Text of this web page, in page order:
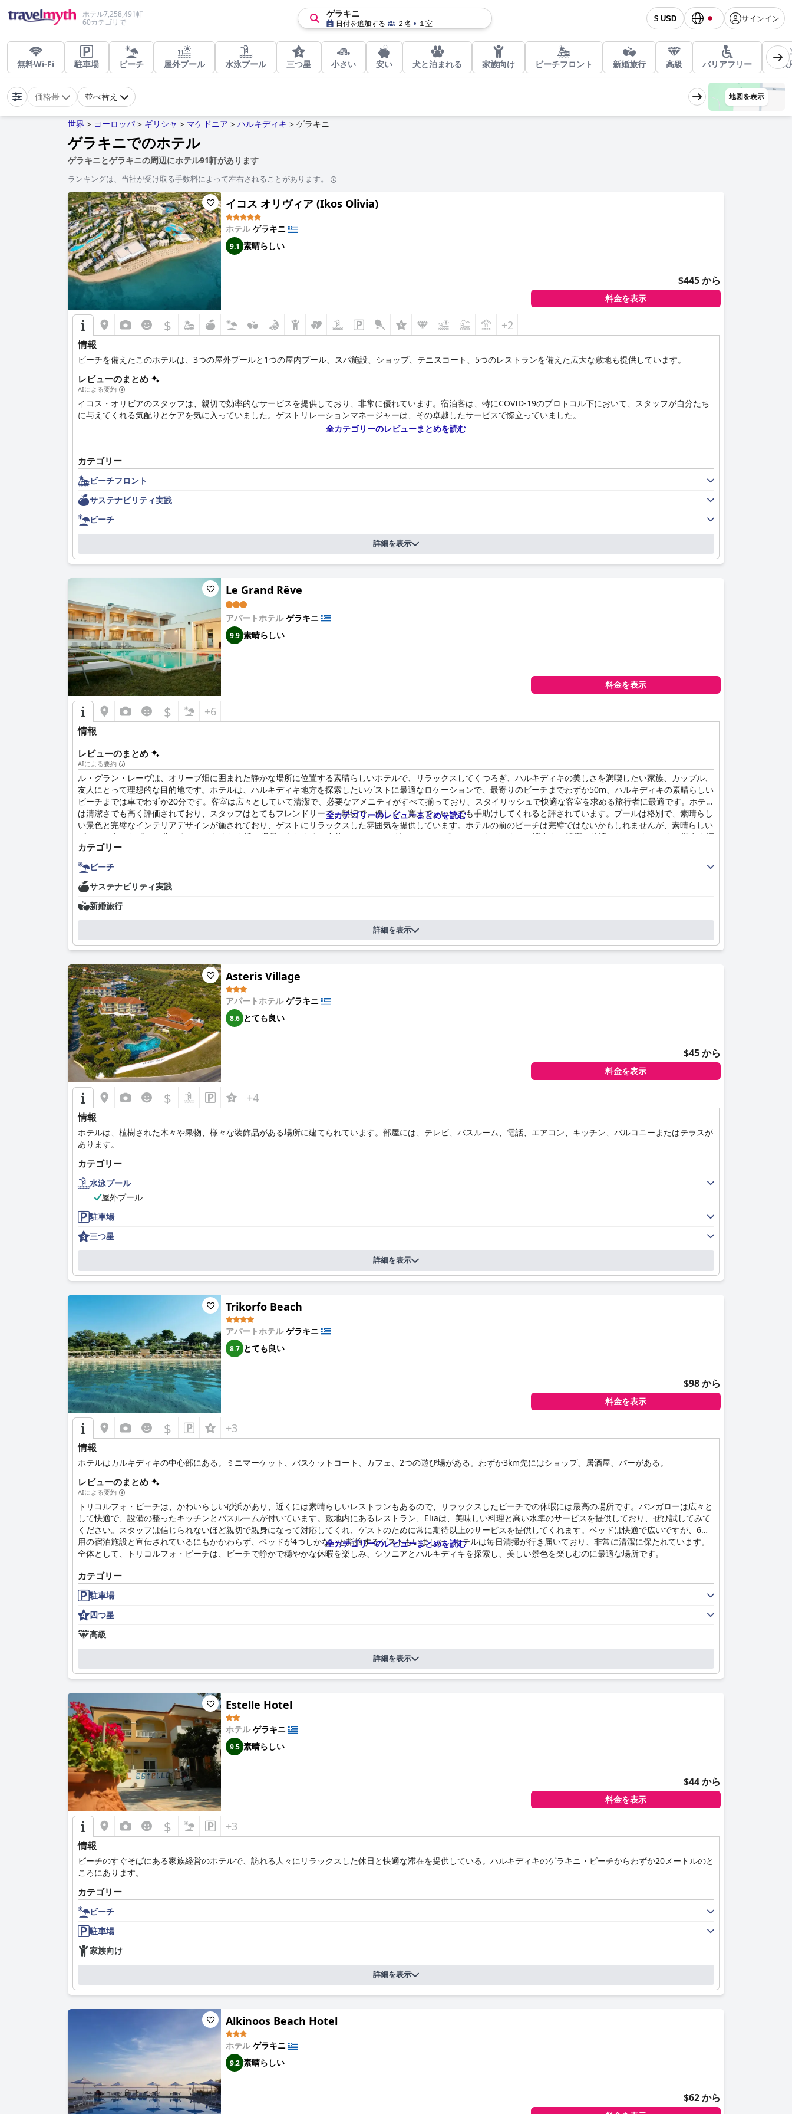
ホテル7,258,491軒
60カテゴリで
$ USD サインイン
ゲラキニ
日付を追加する ２名 １室
無料Wi-Fi 駐車場 ビーチ 屋外プール 水泳プール 三つ星 小さい 安い 犬と泊まれる 家族向け ビーチフロント 新婚旅行 高級 バリアフリー 子供
価格帯 並べ替え 地図を表示
世界 > ヨーロッパ > ギリシャ > マケドニア > ハルキディキ > ゲラキニ
ゲラキニでのホテル
ゲラキニとゲラキニの周辺にホテル91軒があります
ランキングは、当社が受け取る手数料によって左右されることがあります。
イコス オリヴィア (Ikos Olivia)
ホテルゲラキニ
9.1 素晴らしい
$445 から
料金を表示
$ +2
情報
ビーチを備えたこのホテルは、3つの屋外プールと1つの屋内プール、スパ施設、ショップ、テニスコート、5つのレストランを備えた広大な敷地も提供しています。
レビューのまとめ
AIによる要約
イコス・オリビアのスタッフは、親切で効率的なサービスを提供しており、非常に優れています。宿泊客は、特にCOVID-19のプロトコル下において、スタッフが自分たち
に与えてくれる気配りとケアを気に入っていました。ゲストリレーションマネージャーは、その卓越したサービスで際立っていました。
全カテゴリーのレビューまとめを読む
カテゴリー
ビーチフロント
サステナビリティ実践
ビーチ
詳細を表示
Le Grand Rêve
アパートホテルゲラキニ
9.9 素晴らしい
料金を表示
$ +6
情報
レビューのまとめ
AIによる要約
ル・グラン・レーヴは、オリーブ畑に囲まれた静かな場所に位置する素晴らしいホテルで、リラックスしてくつろぎ、ハルキディキの美しさを満喫したい家族、カップル、
友人にとって理想的な目的地です。ホテルは、ハルキディキ地方を探索したいゲストに最適なロケーションで、最寄りのビーチまでわずか50m、ハルキディキの素晴らしい
ビーチまでは車でわずか20分です。客室は広々としていて清潔で、必要なアメニティがすべて揃っており、スタイリッシュで快適な客室を求める旅行者に最適です。ホテル
は清潔さでも高く評価されており、スタッフはとてもフレンドリーで、親切で、優しく、寛大で、いつでも手助けしてくれると評されています。プールは格別で、素晴らし
い景色と完璧なインテリアデザインが施されており、ゲストにリラックスした雰囲気を提供しています。ホテルの前のビーチは完璧ではないかもしれませんが、素晴らしい
ビーチは車でわずか15分、またはそれよりも近い場所にあります。全体として、ル・グラン・レーヴは、ハルキディキでの滞在中に清潔で快適でリラックスできる拠点を探
している旅行者にとって理想的な選択肢です。
全カテゴリーのレビューまとめを読む
カテゴリー
ビーチ
サステナビリティ実践
新婚旅行
詳細を表示
Asteris Village
アパートホテルゲラキニ
8.6 とても良い
$45 から
料金を表示
$ +4
情報
ホテルは、植樹された木々や果物、様々な装飾品がある場所に建てられています。部屋には、テレビ、バスルーム、電話、エアコン、キッチン、バルコニーまたはテラスが
あります。
カテゴリー
水泳プール
屋外プール
駐車場
三つ星
詳細を表示
Trikorfo Beach
アパートホテルゲラキニ
8.7 とても良い
$98 から
料金を表示
$ +3
情報
ホテルはカルキディキの中心部にある。ミニマーケット、バスケットコート、カフェ、2つの遊び場がある。わずか3km先にはショップ、居酒屋、バーがある。
レビューのまとめ
AIによる要約
トリコルフォ・ビーチは、かわいらしい砂浜があり、近くには素晴らしいレストランもあるので、リラックスしたビーチでの休暇には最高の場所です。バンガローは広々と
して快適で、設備の整ったキッチンとバスルームが付いています。敷地内にあるレストラン、Eliaは、美味しい料理と高い水準のサービスを提供しており、ぜひ試してみて
ください。スタッフは信じられないほど親切で親身になって対応してくれ、ゲストのために常に期待以上のサービスを提供してくれます。ベッドは快適で広いですが、6人
用の宿泊施設と宣伝されているにもかかわらず、ベッドが4つしかないと指摘するゲストもいました。ホテルは毎日清掃が行き届いており、非常に清潔に保たれています。
全体として、トリコルフォ・ビーチは、ビーチで静かで穏やかな休暇を楽しみ、シソニアとハルキディキを探索し、美しい景色を楽しむのに最適な場所です。
全カテゴリーのレビューまとめを読む
カテゴリー
駐車場
四つ星
高級
詳細を表示
Estelle Hotel
ホテルゲラキニ
9.5 素晴らしい
$44 から
料金を表示
$ +3
情報
ビーチのすぐそばにある家族経営のホテルで、訪れる人々にリラックスした休日と快適な滞在を提供している。ハルキディキのゲラキニ・ビーチからわずか20メートルのと
ころにあります。
カテゴリー
ビーチ
駐車場
家族向け
詳細を表示
Alkinoos Beach Hotel
ホテルゲラキニ
9.2 素晴らしい
$62 から